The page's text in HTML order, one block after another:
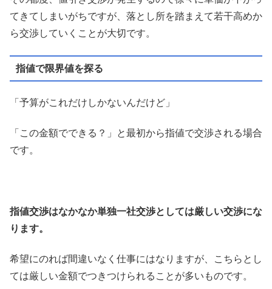
てきてしまいがちですが、落とし所を踏まえて若干高めか
ら交渉していくことが大切です。
指値で限界値を探る
「予算がこれだけしかないんだけど」
「この金額でできる？」と最初から指値で交渉される場合
です。
指値交渉はなかなか単独一社交渉としては厳しい交渉にな
ります。
希望にのれば間違いなく仕事にはなりますが、こちらとし
ては厳しい金額でつきつけられることが多いものです。